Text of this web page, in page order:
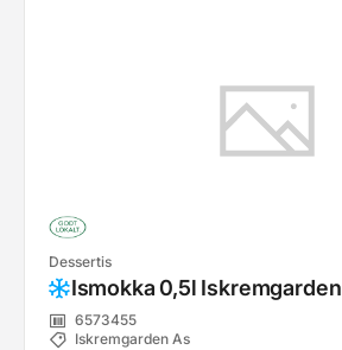
Dessertis
Ismokka 0,5l Iskremgarden
6573455
Iskremgarden As